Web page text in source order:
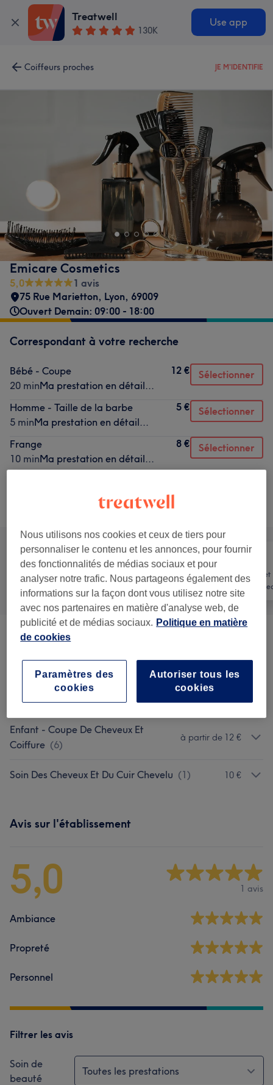
Treatwell
130K
Use app
Coiffeurs proches JE M'IDENTIFIE
Emicare Cosmetics
5,0
1 avis
75 Rue Marietton, Lyon, 69009
Ouvert Demain: 09:00 - 18:00
Correspondant à votre recherche
Bébé - Coupe
20 minMa prestation en détail...
12 € Sélectionner
Homme - Taille de la barbe
5 minMa prestation en détail...
5 € Sélectionner
Frange
10 minMa prestation en détail...
8 € Sélectionner
Ce n'est pas ce que vous recherchiez ?
Recherchez dans notre liste de prestations
Tout Coiffure
Manucure et
Beauté des
Femme - Coupe De Cheveux Et
Homme - Coupe De Cheveux Et
Barbier (9)
à partir de 5 €
Enfant - Coupe De Cheveux Et
Coiffure (6)
à partir de 12 €
Soin Des Cheveux Et Du Cuir Chevelu (1) 10 €
Avis sur l'établissement
5,0 1 avis
Ambiance
Propreté
Personnel
Filtrer les avis
Soin de
beauté
Toutes les prestations
Nous utilisons nos cookies et ceux de tiers pour
personnaliser le contenu et les annonces, pour fournir
des fonctionnalités de médias sociaux et pour
analyser notre trafic. Nous partageons également des
informations sur la façon dont vous utilisez notre site
avec nos partenaires en matière d'analyse web, de
publicité et de médias sociaux. Politique en matière
de cookies
Autoriser tous les
cookies
Paramètres des
cookies